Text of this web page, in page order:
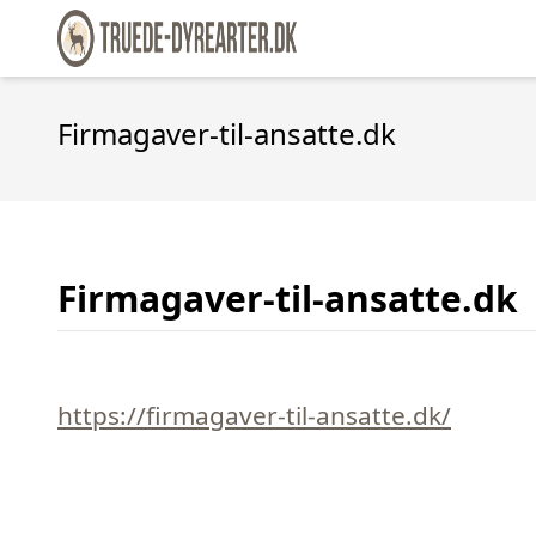
Firmagaver-til-ansatte.dk
Firmagaver-til-ansatte.dk
https://firmagaver-til-ansatte.dk/